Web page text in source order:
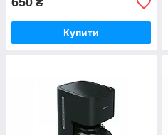
₴
Купити